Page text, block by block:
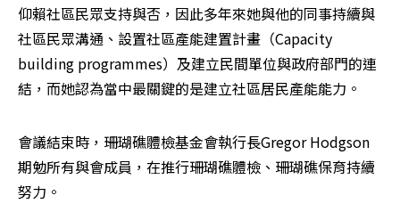
仰賴社區民眾支持與否，因此多年來她與他的同事持續與
社區民眾溝通、設置社區產能建置計畫（Capacity
building programmes）及建立民間單位與政府部門的連
結，而她認為當中最關鍵的是建立社區居民產能能力。
會議結束時，珊瑚礁體檢基金會執行長Gregor Hodgson
期勉所有與會成員，在推行珊瑚礁體檢、珊瑚礁保育持續
努力。